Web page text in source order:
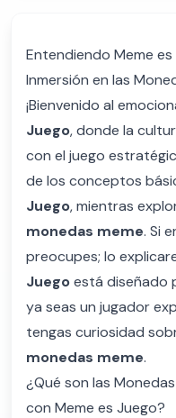
Entendiendo Meme
Inmersión en las
¡Bienvenido al
Juego, donde la
con el juego
de los conceptos
Juego, mientras
monedas meme. Si
preocupes; lo
Juegoestá diseñado
ya seas un jugador
tengas curiosidad
monedas meme.
¿Qué son las
con Meme es Juego?